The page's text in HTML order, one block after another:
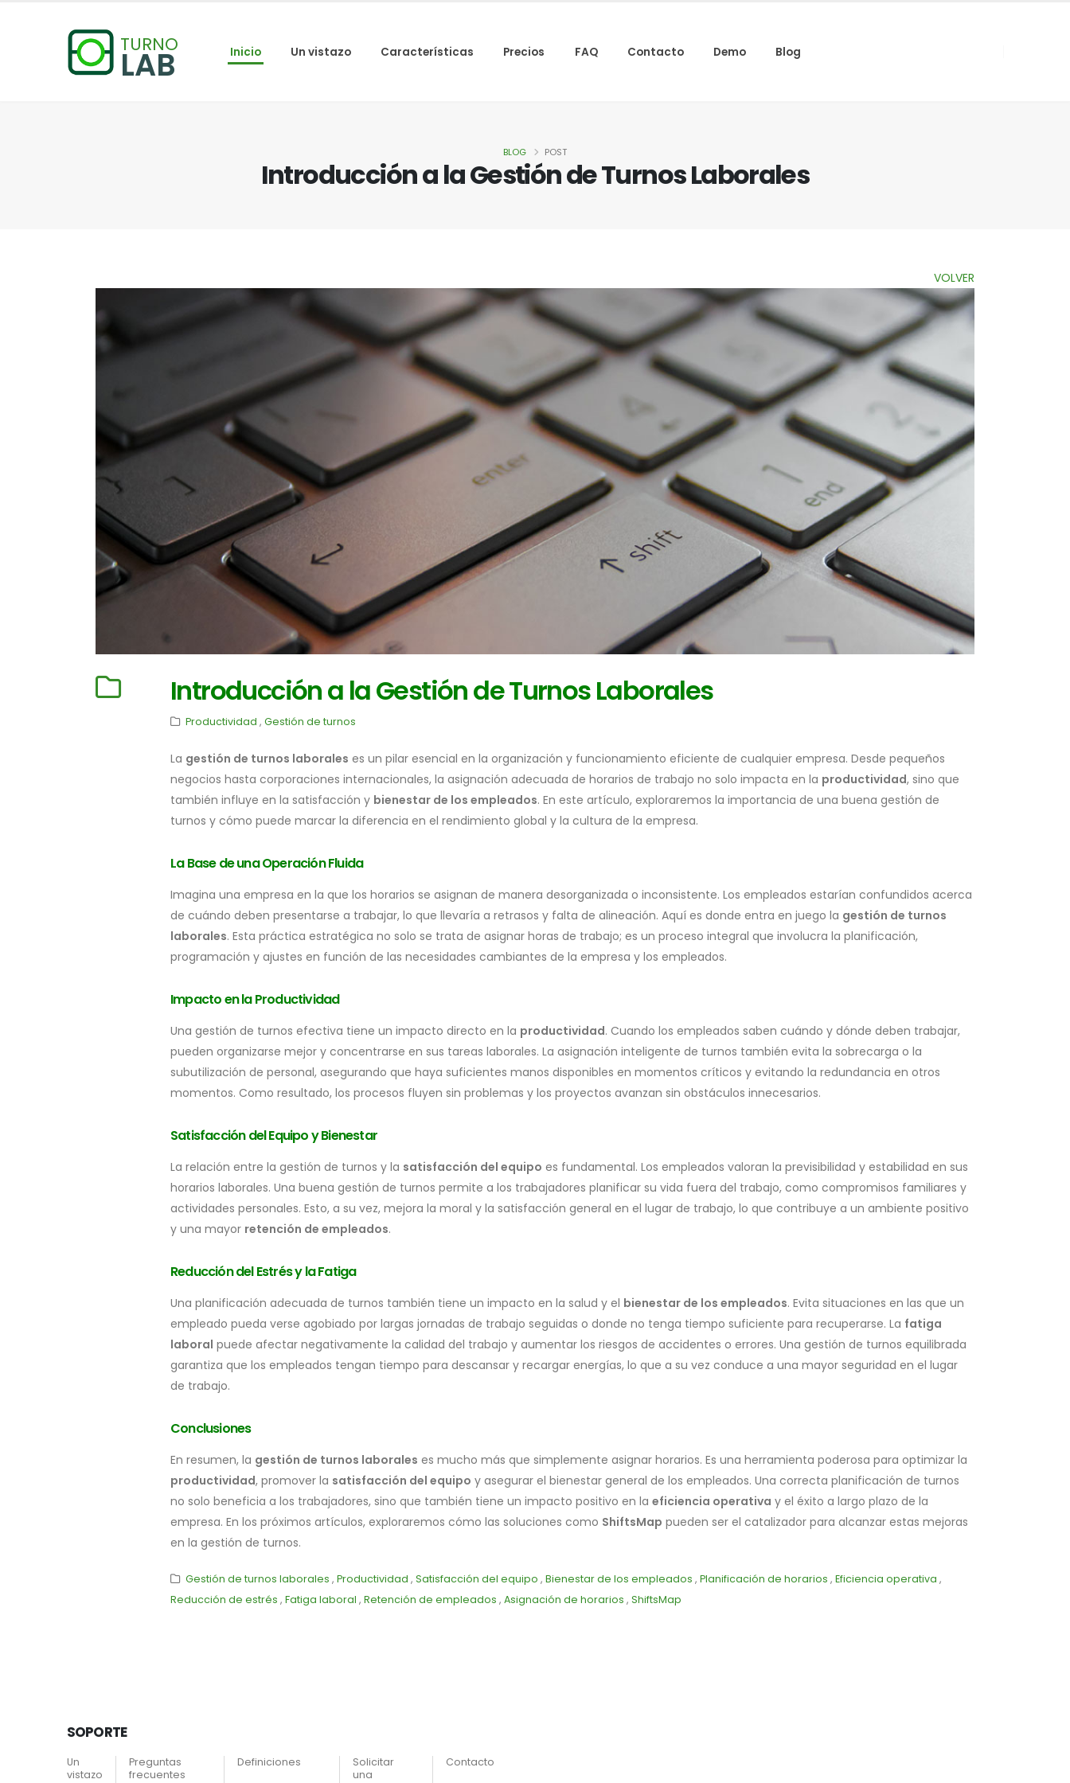
TURNO
LAB Inicio Un vistazo Características Precios FAQ Contacto Demo Blog
Introducción a la Gestión de Turnos Laborales
BLOG POST
VOLVER
Introducción a la Gestión de Turnos Laborales
Productividad , Gestión de turnos
La gestión de turnos laborales es un pilar esencial en la organización y funcionamiento eficiente de cualquier empresa. Desde pequeños
negocios hasta corporaciones internacionales, la asignación adecuada de horarios de trabajo no solo impacta en la productividad, sino que
también influye en la satisfacción y bienestar de los empleados. En este artículo, exploraremos la importancia de una buena gestión de
turnos y cómo puede marcar la diferencia en el rendimiento global y la cultura de la empresa.
La Base de una Operación Fluida
Imagina una empresa en la que los horarios se asignan de manera desorganizada o inconsistente. Los empleados estarían confundidos acerca
de cuándo deben presentarse a trabajar, lo que llevaría a retrasos y falta de alineación. Aquí es donde entra en juego la gestión de turnos
laborales. Esta práctica estratégica no solo se trata de asignar horas de trabajo; es un proceso integral que involucra la planificación,
programación y ajustes en función de las necesidades cambiantes de la empresa y los empleados.
Impacto en laProductividad
Una gestión de turnos efectiva tiene un impacto directo en la productividad. Cuando los empleados saben cuándo y dónde deben trabajar,
pueden organizarse mejor y concentrarse en sus tareas laborales. La asignación inteligente de turnos también evita la sobrecarga o la
subutilización de personal, asegurando que haya suficientes manos disponibles en momentos críticos y evitando la redundancia en otros
momentos. Como resultado, los procesos fluyen sin problemas y los proyectos avanzan sin obstáculos innecesarios.
Satisfacción del Equipoy Bienestar
La relación entre la gestión de turnos y la satisfacción del equipo es fundamental. Los empleados valoran la previsibilidad y estabilidad en sus
horarios laborales. Una buena gestión de turnos permite a los trabajadores planificar su vida fuera del trabajo, como compromisos familiares y
actividades personales. Esto, a su vez, mejora la moral y la satisfacción general en el lugar de trabajo, lo que contribuye a un ambiente positivo
y una mayor retención de empleados.
Reducción del Estrés y la Fatiga
Una planificación adecuada de turnos también tiene un impacto en la salud y el bienestar de los empleados. Evita situaciones en las que un
empleado pueda verse agobiado por largas jornadas de trabajo seguidas o donde no tenga tiempo suficiente para recuperarse. La fatiga
laboral puede afectar negativamente la calidad del trabajo y aumentar los riesgos de accidentes o errores. Una gestión de turnos equilibrada
garantiza que los empleados tengan tiempo para descansar y recargar energías, lo que a su vez conduce a una mayor seguridad en el lugar
de trabajo.
Conclusiones
En resumen, la gestión de turnos laborales es mucho más que simplemente asignar horarios. Es una herramienta poderosa para optimizar la
productividad, promover la satisfacción del equipo y asegurar el bienestar general de los empleados. Una correcta planificación de turnos
no solo beneficia a los trabajadores, sino que también tiene un impacto positivo en la eficiencia operativa y el éxito a largo plazo de la
empresa. En los próximos artículos, exploraremos cómo las soluciones como ShiftsMap pueden ser el catalizador para alcanzar estas mejoras
en la gestión de turnos.
Gestión de turnos laborales , Productividad , Satisfacción del equipo , Bienestar de los empleados , Planificación de horarios , Eficiencia operativa ,
Reducción de estrés , Fatiga laboral , Retención de empleados , Asignación de horarios , ShiftsMap
SOPORTE
Un
vistazo
Preguntas
frecuentes
Definiciones
Solicitar
una
Contacto